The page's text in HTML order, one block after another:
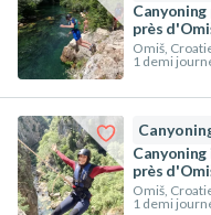
près
Omiš,
1 demi
près
Omiš,
1 demi